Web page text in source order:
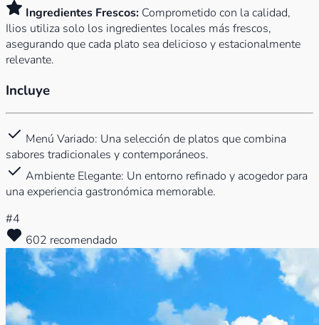
Ingredientes Frescos: Comprometido con la calidad,
Ilios utiliza solo los ingredientes locales más frescos,
asegurando que cada plato sea delicioso y estacionalmente
relevante.
Incluye
Menú Variado: Una selección de platos que combina
sabores tradicionales y contemporáneos.
Ambiente Elegante: Un entorno refinado y acogedor para
una experiencia gastronómica memorable.
#4
602 recomendado